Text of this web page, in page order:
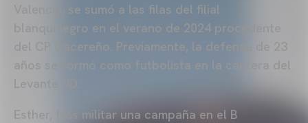
Valencia, se sumó a las filas del filial
blanquinegro en el verano de 2024 procedente
del CP Cacereño. Previamente, la defensa de 23
años se formó como futbolista en la cantera del
Levante UD.
Esther, tras militar una campaña en el B